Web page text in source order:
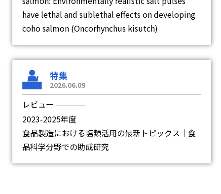
have lethal and sublethal effects on developing
coho salmon (Oncorhynchus kisutch)
特集
2026.06.09
レビュー ―
2023-2025年度
食品製造における塩類活用の最新トピックス｜食
品科学分野での助成研究